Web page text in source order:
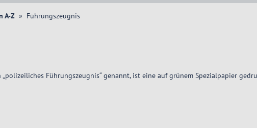
A-Z Führungszeugnis
Führungszeugnis“ genannt, ist eine auf grünem Spezialpapier